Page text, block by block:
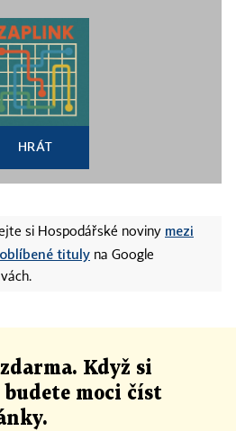
HRÁT
si Hospodářské noviny mezi
tituly na Google
zdarma. Když si
moci číst
.